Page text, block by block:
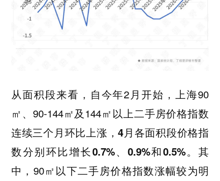
从面积段来看，自今年2月开始，上海90
㎡、90-144㎡及144㎡以上二手房价格指数
连续三个月环比上涨，4月各面积段价格指
数分别环比增长0.7%、0.9%和0.5%。其
中，90㎡以下二手房价格指数涨幅较为明